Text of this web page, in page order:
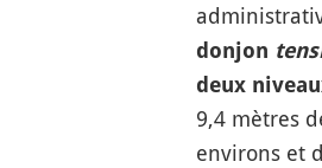
donjon
deux
9,4 mètres
environs et